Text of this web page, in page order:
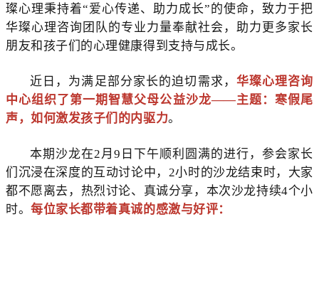
璨心理秉持着“爱心传递、助力成长”的使命，致力于把
华璨心理咨询团队的专业力量奉献社会，助力更多家长
朋友和孩子们的心理健康得到支持与成长。
近日，为满足部分家长的迫切需求， 华璨心理咨询
中心组织了第一期智慧父母公益沙龙——主题：寒假尾
声，如何激发孩子们的内驱力。
本期沙龙在2月9日下午顺利圆满的进行，参会家长
们沉浸在深度的互动讨论中，2小时的沙龙结束时，大家
都不愿离去，热烈讨论、真诚分享，本次沙龙持续4个小
时。每位家长都带着真诚的感激与好评：